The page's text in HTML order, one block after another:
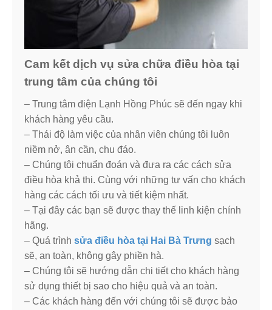
Cam kết dịch vụ sửa chữa điều hòa tại
trung tâm của chúng tôi
– Trung tâm điện Lạnh Hồng Phúc sẽ đến ngay khi
khách hàng yêu cầu.
– Thái độ làm việc của nhân viên chúng tôi luôn
niềm nở, ân cần, chu đáo.
– Chúng tôi chuẩn đoán và đưa ra các cách sửa
điều hòa khả thi. Cùng với những tư vấn cho khách
hàng các cách tối ưu và tiết kiệm nhất.
– Tại đây các bạn sẽ được thay thế linh kiện chính
hãng.
– Quá trình sửa điều hòa tại Hai Bà Trưng sạch
sẽ, an toàn, không gây phiền hà.
– Chúng tôi sẽ hướng dẫn chi tiết cho khách hàng
sử dụng thiết bị sao cho hiệu quả và an toàn.
– Các khách hàng đến với chúng tôi sẽ được bảo